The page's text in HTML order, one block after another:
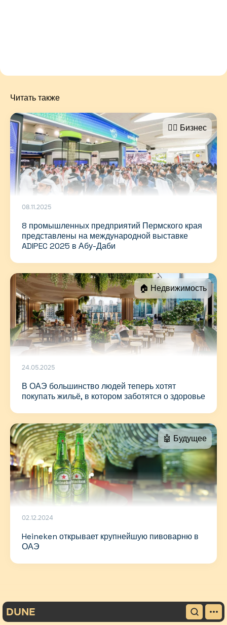
Читать также
🤵‍♂️ Бизнес
08.11.2025
8 промышленных предприятий Пермского края
представлены на международной выставке
ADIPEC 2025 в Абу-Даби
🏠 Недвижимость
24.05.2025
В ОАЭ большинство людей теперь хотят
покупать жильё, в котором заботятся о здоровье
🤖 Будущее
02.12.2024
Heineken открывает крупнейшую пивоварню в
ОАЭ
DUNE